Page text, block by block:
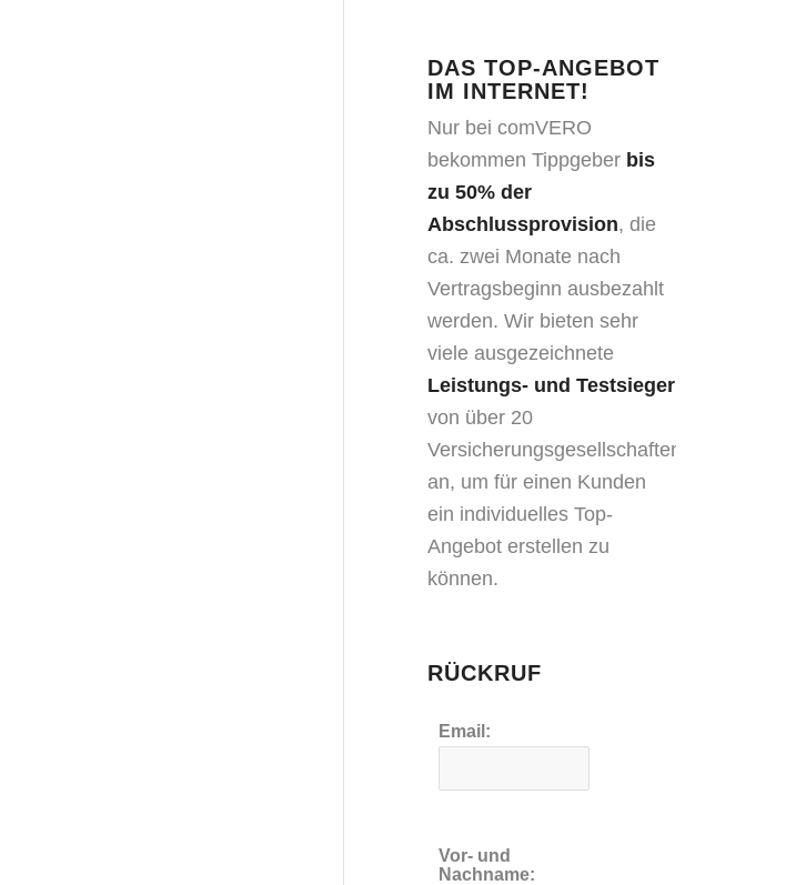
DAS TOP-ANGEBOT
IM INTERNET!
Nur bei comVERO
bekommen Tippgeber bis
zu 50% der
Abschlussprovision, die
ca. zwei Monate nach
Vertragsbeginn ausbezahlt
werden. Wir bieten sehr
viele ausgezeichnete
Leistungs- und Testsieger
von über 20
Versicherungsgesellschaften
an, um für einen Kunden
ein individuelles Top-
Angebot erstellen zu
können.
RÜCKRUF
Email:
Vor- und
Nachname: